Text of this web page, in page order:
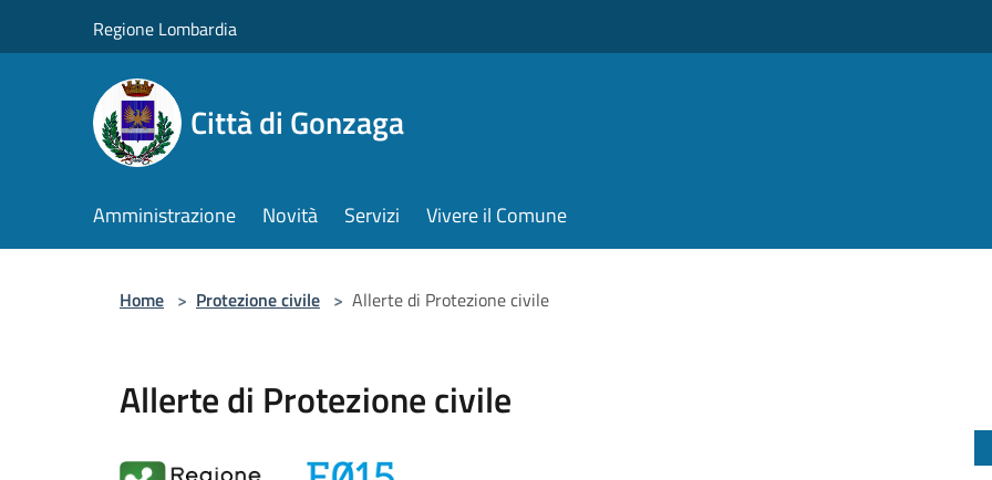
Regione Lombardia
Città di Gonzaga
Amministrazione Novità Servizi Vivere il Comune
Home > Protezione civile > Allerte di Protezione civile
Allerte di Protezione civile